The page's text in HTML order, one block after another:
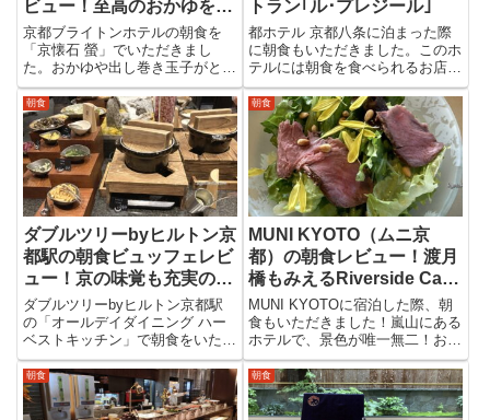
ビュー！至高のおかゆを堪
能
京都ブライトンホテルの朝食を
「京懐石 螢」でいただきまし
た。おかゆや出し巻き玉子がとて
も美味しく、朝ごはんにピッタリ
の味付け！洗練されたお料理で、
最高の一日のスタートを切れまし
た。
トラン｢ル･プレジール｣
都ホテル 京都八条に泊まった際
に朝食もいただきました。このホ
テルには朝食を食べられるお店が
いくつかあるのですが、選んだの
はバイキングレストラン｢ル･プ
レジール｣です。
朝食
ダブルツリーbyヒルトン京
都駅の朝食ビュッフェレビ
ュー！京の味覚も充実のハ
ーベストキッチン
ダブルツリーbyヒルトン京都駅
の「オールデイダイニング ハー
ベストキッチン」で朝食をいただ
いてきました！品数豊富でどれも
美味しい！ヒルトンという外資系
ホテルとは思えないほど、和食も
充実していました。
朝食
MUNI KYOTO（ムニ京
都）の朝食レビュー！渡月
橋もみえるRiverside Café
MUNI
MUNI KYOTOに宿泊した際、朝
食もいただきました！嵐山にある
ホテルで、景色が唯一無二！お料
理も絶品で最高の朝食になりまし
た。
朝食 朝食